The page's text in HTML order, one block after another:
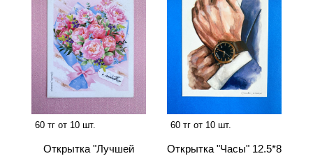
60 тг от 10 шт.
Открытка "Лучшей
60 тг от 10 шт.
Открытка "Часы" 12.5*8